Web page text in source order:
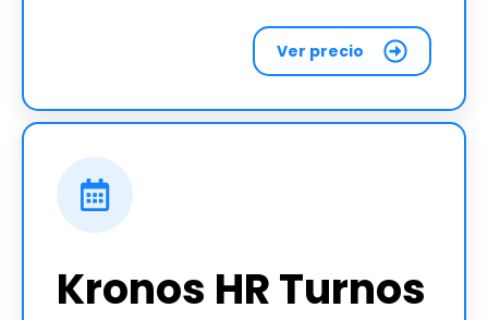
Ver precio
Kronos HR Turnos